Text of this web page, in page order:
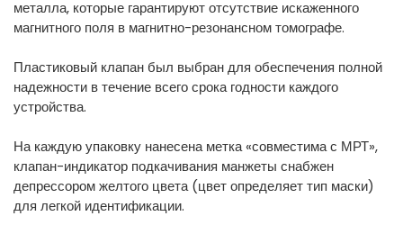
металла, которые гарантируют отсутствие искаженного
магнитного поля в магнитно-резонансном томографе.
Пластиковый клапан был выбран для обеспечения полной
надежности в течение всего срока годности каждого
устройства.
На каждую упаковку нанесена метка «совместима с МРТ»,
клапан-индикатор подкачивания манжеты снабжен
депрессором желтого цвета (цвет определяет тип маски)
для легкой идентификации.